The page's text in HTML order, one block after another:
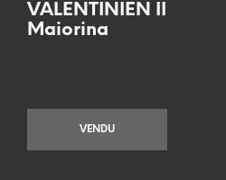
VALENTINIEN II
Maiorina
VENDU